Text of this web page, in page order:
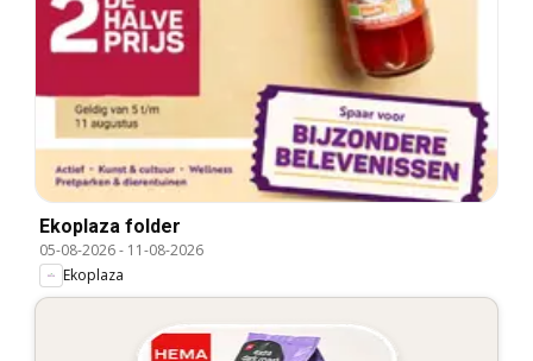
Ekoplaza folder
05-08-2026- 11-08-2026
Ekoplaza